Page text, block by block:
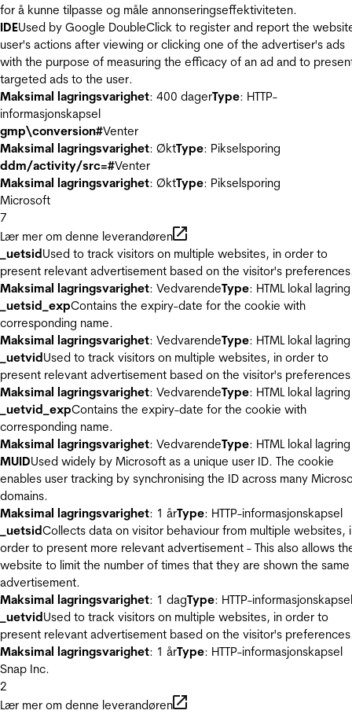
for å kunne tilpasse og måle annonseringseffektiviteten.
IDEUsed by Google DoubleClick to register and report the
user's actions after viewing or clicking one of the advertiser's ads
with the purpose of measuring the efficacy of an ad and to
targeted ads to the user.
Maksimal lagringsvarighet: 400 dagerType: HTTP-
informasjonskapsel
gmp\conversion#Venter
Maksimal lagringsvarighet: ØktType: Pikselsporing
ddm/activity/src=#Venter
Maksimal lagringsvarighet: ØktType: Pikselsporing
Microsoft
7
Lær mer om denne leverandøren
_uetsidUsed to track visitors on multiple websites, in order to
present relevant advertisement based on the visitor's
Maksimal lagringsvarighet: VedvarendeType: HTML lokal lagring
_uetsid_expContains the expiry-date for the cookie with
corresponding name.
Maksimal lagringsvarighet: VedvarendeType: HTML lokal lagring
_uetvidUsed to track visitors on multiple websites, in order to
present relevant advertisement based on the visitor's
Maksimal lagringsvarighet: VedvarendeType: HTML lokal lagring
_uetvid_expContains the expiry-date for the cookie with
corresponding name.
Maksimal lagringsvarighet: VedvarendeType: HTML lokal lagring
MUIDUsed widely by Microsoft as a unique user ID. The cookie
enables user tracking by synchronising the ID across many
domains.
Maksimal lagringsvarighet: 1 årType: HTTP-informasjonskapsel
_uetsidCollects data on visitor behaviour from multiple websites,
order to present more relevant advertisement - This also allows
website to limit the number of times that they are shown the same
advertisement.
Maksimal lagringsvarighet: 1 dagType: HTTP-informasjonskapsel
_uetvidUsed to track visitors on multiple websites, in order to
present relevant advertisement based on the visitor's
Maksimal lagringsvarighet: 1 årType: HTTP-informasjonskapsel
Snap Inc.
2
Lær mer om denne leverandøren